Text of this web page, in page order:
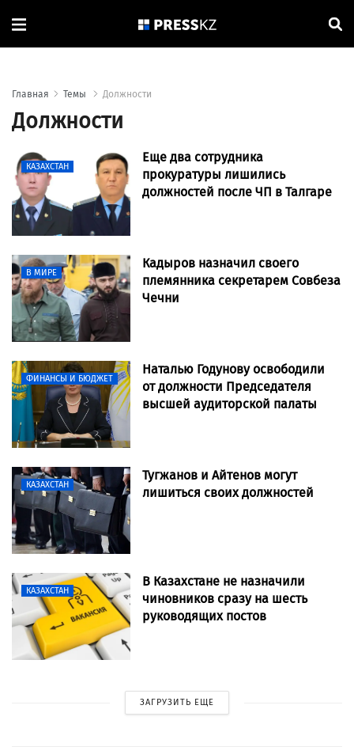
Главная Темы Должности
Должности
КАЗАХСТАН
Еще два сотрудника
прокуратуры лишились
должностей после ЧП в Талгаре
В МИРЕ
Кадыров назначил своего
племянника секретарем Совбеза
Чечни
ФИНАНСЫ И БЮДЖЕТ
Наталью Годунову освободили
от должности Председателя
высшей аудиторской палаты
КАЗАХСТАН
Тугжанов и Айтенов могут
лишиться своих должностей
КАЗАХСТАН
В Казахстане не назначили
чиновников сразу на шесть
руководящих постов
ЗАГРУЗИТЬ ЕЩЕ